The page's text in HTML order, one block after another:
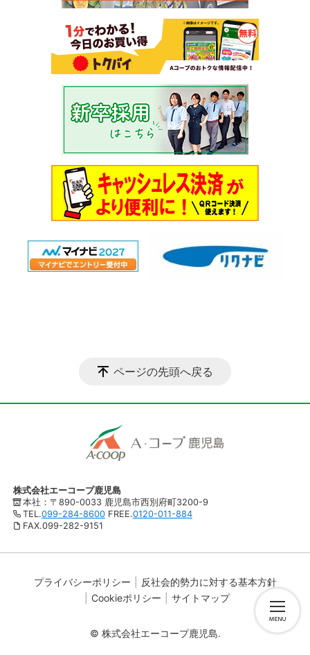
ページの先頭へ戻る
株式会社エーコープ鹿児島
本社：〒890-0033 鹿児島市西別府町3200-9
TEL.099-284-8600FREE.0120-011-884
FAX.099-282-9151
プライバシーポリシー
反社会的勢力に対する基本方針
Cookieポリシー
サイトマップ
© 株式会社エーコープ鹿児島.